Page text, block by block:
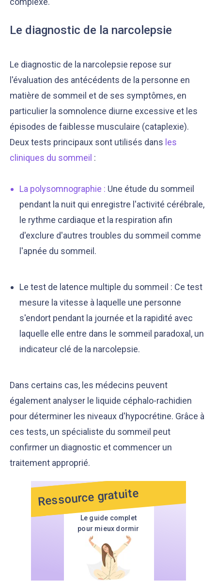
Le diagnostic de la narcolepsie
Le diagnostic de la narcolepsie repose sur
l'évaluation des antécédents de la personne en
matière de sommeil et de ses symptômes, en
particulier la somnolence diurne excessive et les
épisodes de faiblesse musculaire (cataplexie).
Deux tests principaux sont utilisés dans les
cliniques du sommeil :
La polysomnographie : Une étude du sommeil
pendant la nuit qui enregistre l'activité cérébrale,
le rythme cardiaque et la respiration afin
d'exclure d'autres troubles du sommeil comme
l'apnée du sommeil.
Le test de latence multiple du sommeil : Ce test
mesure la vitesse à laquelle une personne
s'endort pendant la journée et la rapidité avec
laquelle elle entre dans le sommeil paradoxal, un
indicateur clé de la narcolepsie.
Dans certains cas, les médecins peuvent
également analyser le liquide céphalo-rachidien
pour déterminer les niveaux d'hypocrétine. Grâce à
ces tests, un spécialiste du sommeil peut
confirmer un diagnostic et commencer un
traitement approprié.
Le guide complet
pour mieux dormir
Ressource gratuite